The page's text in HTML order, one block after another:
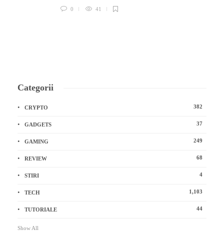
0 41
Categorii
CRYPTO 382
GADGETS 37
GAMING 249
REVIEW 68
STIRI 4
TECH 1,103
TUTORIALE 44
Show All